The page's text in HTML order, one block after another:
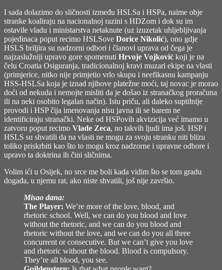
I sada dolazimo do sličnosti između HSLSa i HSPa, naime obje
stranke koaliraju na nacionalnoj razini s HDZom i dok su im
ostavile vladu i ministarstva netaknute (uz izuzetak uhljebljivanja
pojedinaca poput recimo HSLSove Dorice Nikolić), ono gdje
HSLS briljira su nadzorni odbori i članovi uprava od čega je
najzaslužniji upravo gore spomenuti Hrvoje Vojković koji je na
čelu Croatia Osiguranja, tradicionalnoj kravi muzari ekipe na vlasti
(primjerice, nitko nije primjetio vrlo skupu i neefikasnu kampanju
HSS-HSLSa koja je iznad njihove platežne moći, taj novac je morao
doći od nekuda i nemojte misliti da je došao iz stranačkog proračuna
ili na neki osobito legalan način). Istu priču, ali daleko suptilnije
provodi i HSP čija imenovanja nisu javna ili se barem ne
identificiraju stranački. Neke od HSPovih akvizicija već imamo u
zatvoru poput recimo Vlade Zeca, no takvih ljudi ima još. HSP i
HSLS su shvatili da na vlasti ne mogu za svoju stranku niti blizu
toliko priskrbiti kao što to mogu kroz nadzorne i upravne odbore i
upravo ta doktrina ih čini sličnima.
Volim ići u Osijek, no srce me boli kada vidim što se tom gradu
događa, u njemu rat, ako niste shvatili, još nije završio.
Misao dana:
The Player: We’re more of the love, blood, and
rhetoric school. Well, we can do you blood and love
without the rhetoric, and we can do you blood and
rhetoric without the love, and we can do you all three
concurrent or consecutive. But we can’t give you love
and rhetoric without the blood. Blood is compulsory.
They’re all blood, you see.